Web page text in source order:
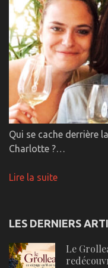
Qui se cache derrière
Charlotte ?…
Lire la suite
LES DERNIERS
Le